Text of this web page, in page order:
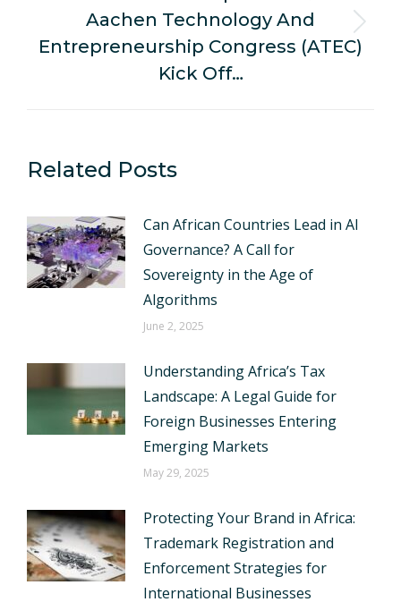
Next
post:
Aachen Technology And
Entrepreneurship Congress (ATEC)
Kick Off…
Related Posts
Can African Countries Lead in AI
Governance? A Call for
Sovereignty in the Age of
Algorithms
June 2, 2025
Understanding Africa’s Tax
Landscape: A Legal Guide for
Foreign Businesses Entering
Emerging Markets
May 29, 2025
Protecting Your Brand in Africa:
Trademark Registration and
Enforcement Strategies for
International Businesses